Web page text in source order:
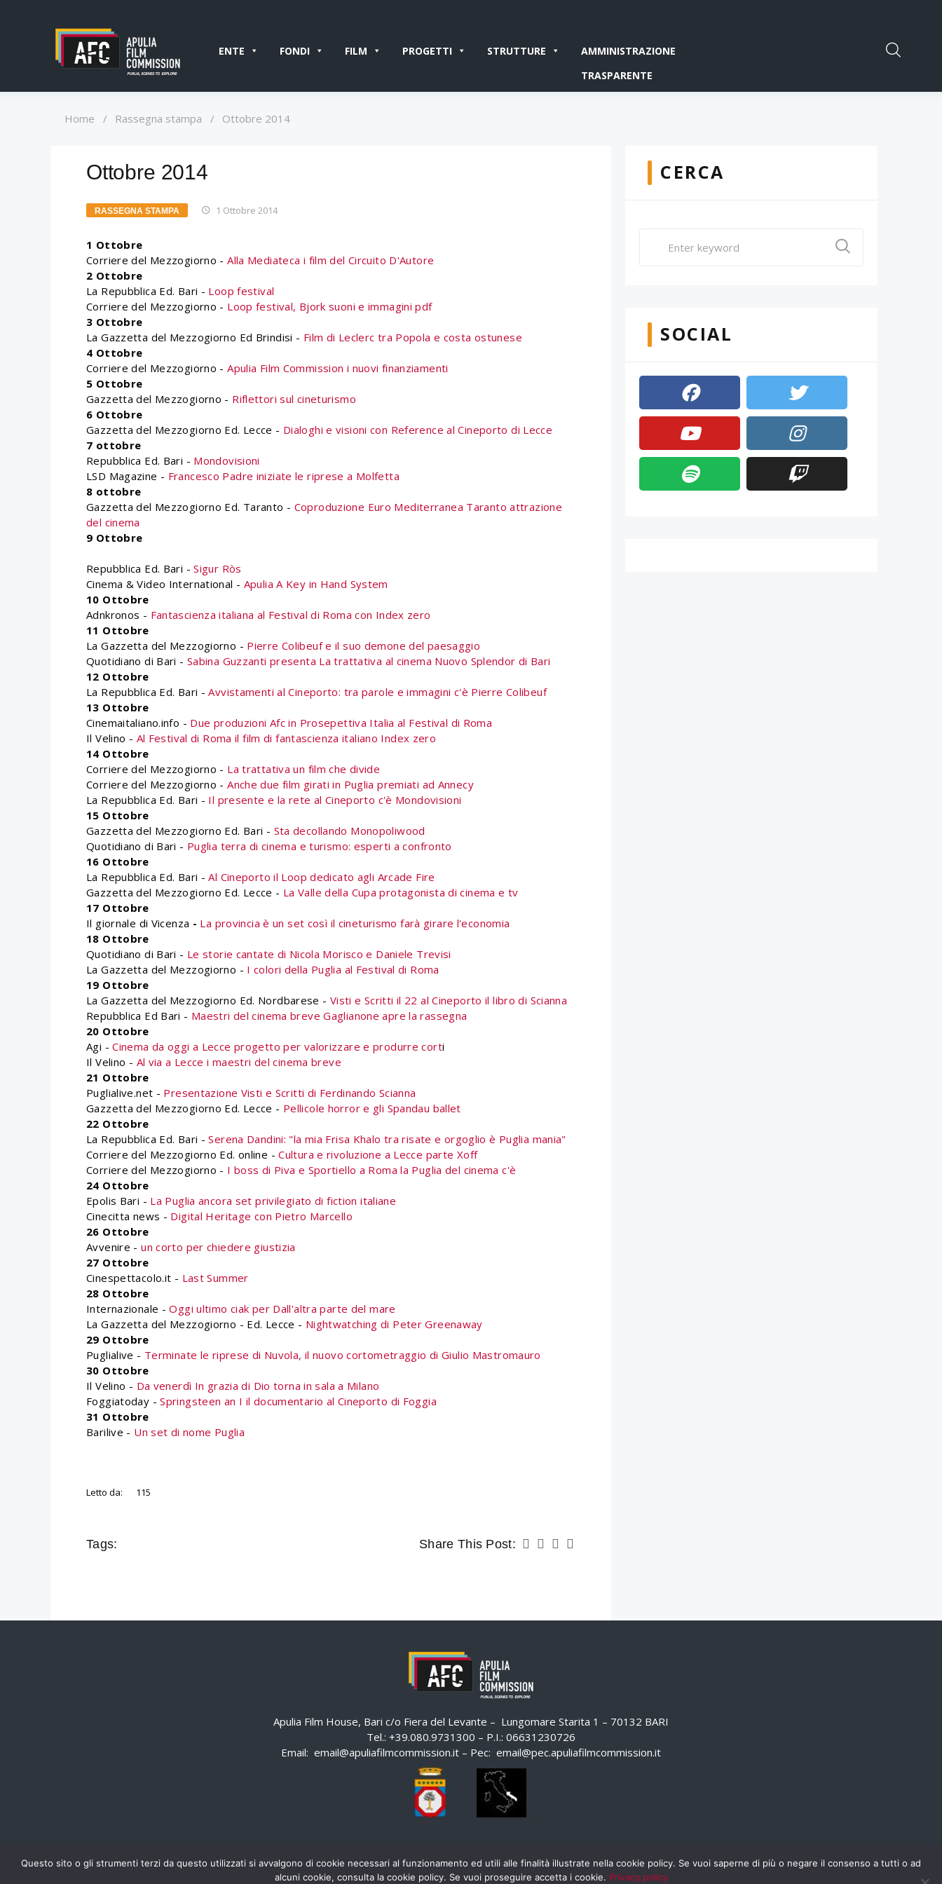
ENTE FONDI FILM PROGETTI STRUTTURE
AMMINISTRAZIONE
TRASPARENTE
Home / Rassegna stampa / Ottobre 2014
Ottobre 2014
RASSEGNA STAMPA 1 Ottobre 2014
1 Ottobre
Corriere del Mezzogiorno -Alla Mediateca i film del Circuito D'Autore
2 Ottobre
La Repubblica Ed. Bari - Loop festival
Corriere del Mezzogiorno - Loop festival, Bjork suoni e immagini pdf
3 Ottobre
La Gazzetta del Mezzogiorno Ed Brindisi - Film di Leclerc tra Popola e costa ostunese
4 Ottobre
Corriere del Mezzogiorno -Apulia Film Commission i nuovi finanziamenti
5 Ottobre
Gazzetta del Mezzogiorno - Riflettori sul cineturismo
6 Ottobre
Gazzetta del Mezzogiorno Ed. Lecce - Dialoghi e visioni con Reference al Cineporto di Lecce
7 ottobre
Repubblica Ed. Bari - Mondovisioni
LSD Magazine - Francesco Padre iniziate le riprese a Molfetta
8 ottobre
Gazzetta del Mezzogiorno Ed. Taranto - Coproduzione Euro Mediterranea Taranto attrazione
del cinema
9 Ottobre
Repubblica Ed. Bari -Sigur Ròs
Cinema & Video International - Apulia A Key in Hand System
10 Ottobre
Adnkronos - Fantascienza italiana al Festival di Roma con Index zero
11 Ottobre
La Gazzetta del Mezzogiorno - Pierre Colibeuf e il suo demone del paesaggio
Quotidiano di Bari - Sabina Guzzanti presenta La trattativa al cinema Nuovo Splendor di Bari
12 Ottobre
La Repubblica Ed. Bari -Avvistamenti al Cineporto: tra parole e immagini c'è Pierre Colibeuf
13 Ottobre
Cinemaitaliano.info - Due produzioni Afc in Prosepettiva Italia al Festival di Roma
Il Velino - Al Festival di Roma il film di fantascienza italiano Index zero
14 Ottobre
Corriere del Mezzogiorno - La trattativa un film che divide
Corriere del Mezzogiorno -Anche due film girati in Puglia premiati ad Annecy
La Repubblica Ed. Bari - Il presente e la rete al Cineporto c'è Mondovisioni
15 Ottobre
Gazzetta del Mezzogiorno Ed. Bari - Sta decollando Monopoliwood
Quotidiano di Bari - Puglia terra di cinema e turismo: esperti a confronto
16 Ottobre
La Repubblica Ed. Bari -Al Cineporto il Loop dedicato agli Arcade Fire
Gazzetta del Mezzogiorno Ed. Lecce - La Valle della Cupa protagonista di cinema e tv
17 Ottobre
Il giornale di Vicenza - La provincia è un set così il cineturismo farà girare l'economia
18 Ottobre
Quotidiano di Bari - Le storie cantate di Nicola Morisco e Daniele Trevisi
La Gazzetta del Mezzogiorno - I colori della Puglia al Festival di Roma
19 Ottobre
La Gazzetta del Mezzogiorno Ed. Nordbarese - Visti e Scritti il 22 al Cineporto il libro di Scianna
Repubblica Ed Bari - Maestri del cinema breve Gaglianone apre la rassegna
20 Ottobre
Agi -Cinema da oggi a Lecce progetto per valorizzare e produrre corti
Il Velino - Al via a Lecce i maestri del cinema breve
21 Ottobre
Puglialive.net - Presentazione Visti e Scritti di Ferdinando Scianna
Gazzetta del Mezzogiorno Ed. Lecce - Pellicole horror e gli Spandau ballet
22 Ottobre
La Repubblica Ed. Bari -Serena Dandini: "la mia Frisa Khalo tra risate e orgoglio è Puglia mania"
Corriere del Mezzogiorno Ed. online -Cultura e rivoluzione a Lecce parte Xoff
Corriere del Mezzogiorno - I boss di Piva e Sportiello a Roma la Puglia del cinema c'è
24 Ottobre
Epolis Bari - La Puglia ancora set privilegiato di fiction italiane
Cinecitta news - Digital Heritage con Pietro Marcello
26 Ottobre
Avvenire -un corto per chiedere giustizia
27 Ottobre
Cinespettacolo.it - Last Summer
28 Ottobre
Internazionale -Oggi ultimo ciak per Dall'altra parte del mare
La Gazzetta del Mezzogiorno - Ed. Lecce - Nightwatching di Peter Greenaway
29 Ottobre
Puglialive - Terminate le riprese di Nuvola, il nuovo cortometraggio di Giulio Mastromauro
30 Ottobre
Il Velino - Da venerdì In grazia di Dio torna in sala a Milano
Foggiatoday -Springsteen an I il documentario al Cineporto di Foggia
31 Ottobre
Barilive - Un set di nome Puglia
Letto da: 115
Tags: Share This Post:
CERCA
SOCIAL
Apulia Film House, Bari c/o Fiera del Levante – Lungomare Starita 1 – 70132 BARI
Tel.: +39.080.9731300 – P.I.: 06631230726
Email: email@apuliafilmcommission.it – Pec: email@pec.apuliafilmcommission.it
Questo sito o gli strumenti terzi da questo utilizzati si avvalgono di cookie necessari al funzionamento ed utili alle finalità illustrate nella cookie policy. Se vuoi saperne di più o negare il consenso a tutti o ad
alcuni cookie, consulta la cookie policy. Se vuoi proseguire accetta i cookie. Privacy policy